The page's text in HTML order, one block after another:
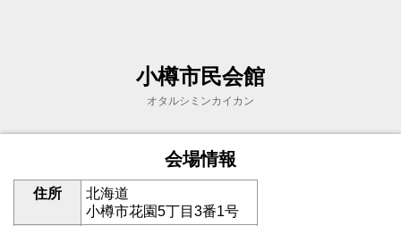
小樽市民会館
オタルシミンカイカン
会場情報
住所
北海道
小樽市花園5丁目3番1号